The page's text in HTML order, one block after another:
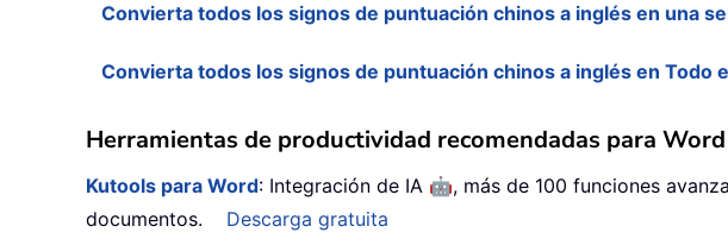
Convierta todos los signos de puntuación chinos a inglés en una
Convierta todos los signos de puntuación chinos a inglés en Todo
Herramientas de productividad recomendadas para Word
Kutools para Word: Integración de IA 🤖, más de 100 funciones
documentos.
Descarga gratuita